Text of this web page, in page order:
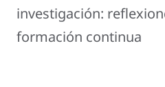
investigación:
formación continua